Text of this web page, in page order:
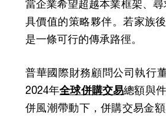
當企業希望超越本業框架、
具價值的策略夥伴。若家族
是一條可行的傳承路徑。
普華國際財務顧問公司執行
2024年全球併購交易總額與
併風潮帶動下，併購交易金